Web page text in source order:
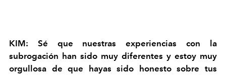
KIM: Sé que nuestras experiencias con la
subrogación han sido muy diferentes y estoy muy
orgullosa de que hayas sido honesto sobre tus